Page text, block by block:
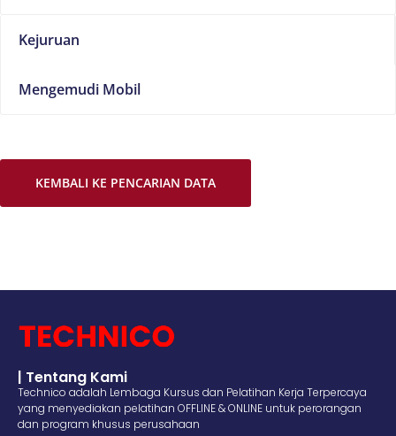
Kejuruan
Mengemudi Mobil
KEMBALI KE PENCARIAN DATA
| Tentang Kami
Technico adalah Lembaga Kursus dan Pelatihan Kerja Terpercaya
yang menyediakan pelatihan OFFLINE & ONLINE untuk perorangan
dan program khusus perusahaan